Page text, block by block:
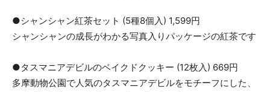
●シャンシャン紅茶セット (5種8個入) 1,599円
シャンシャンの成長がわかる写真入りパッケージの紅茶です
●タスマニアデビルのベイクドクッキー (12枚入) 669円
多摩動物公園で人気のタスマニアデビルをモチーフにした、